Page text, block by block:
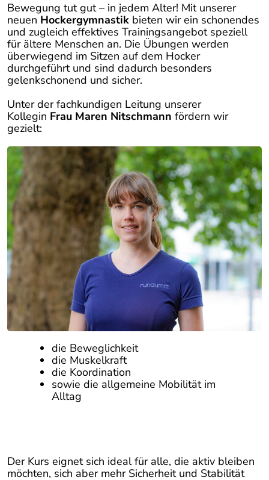
Bewegung tut gut – in jedem Alter! Mit unserer
neuen Hockergymnastik bieten wir ein schonendes
und zugleich effektives Trainingsangebot speziell
für ältere Menschen an. Die Übungen werden
überwiegend im Sitzen auf dem Hocker
durchgeführt und sind dadurch besonders
gelenkschonend und sicher.
Unter der fachkundigen Leitung unserer
Kollegin Frau Maren Nitschmann fördern wir
gezielt:
die Beweglichkeit
die Muskelkraft
die Koordination
sowie die allgemeine Mobilität im
Alltag
Der Kurs eignet sich ideal für alle, die aktiv bleiben
möchten, sich aber mehr Sicherheit und Stabilität